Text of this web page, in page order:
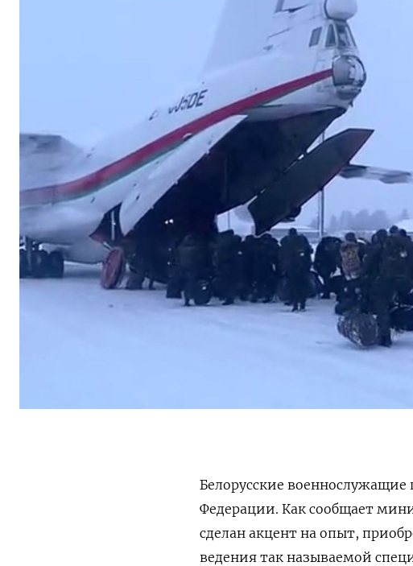
Белорусские
Федерации. Как сообщает
сделан акцент на опыт,
ведения так называемой